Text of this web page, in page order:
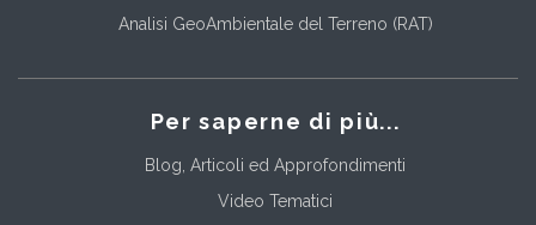
Analisi GeoAmbientale del Terreno (RAT)
Per saperne di più...
Blog, Articoli ed Approfondimenti
Video Tematici